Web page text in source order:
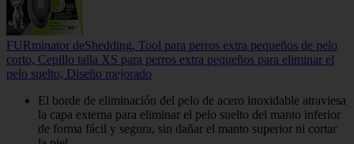
FURminator deShedding, Tool para perros extra pequeños de pelo
corto, Cepillo talla XS para perros extra pequeños para eliminar el
pelo suelto, Diseño mejorado
El borde de eliminación del pelo de acero inoxidable atraviesa
la capa externa para eliminar el pelo suelto del manto inferior
de forma fácil y segura, sin dañar el manto superior ni cortar